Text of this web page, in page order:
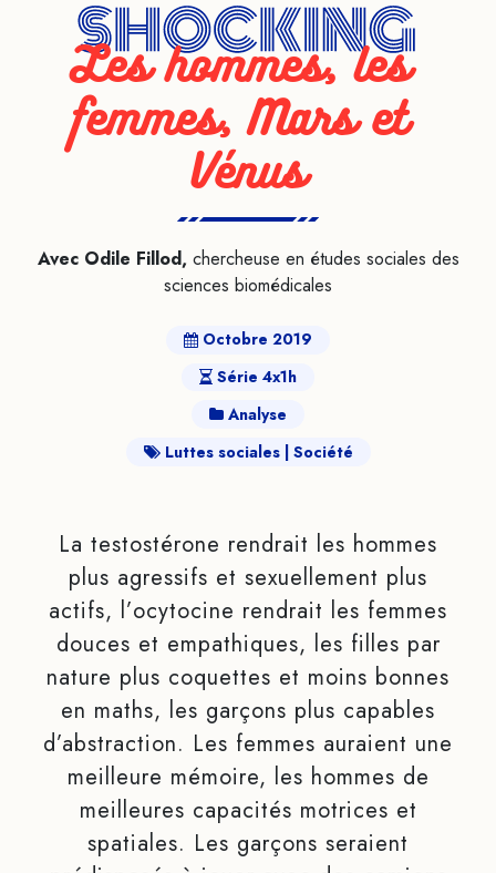
Les hommes, les
femmes, Mars et
Vénus
Avec Odile Fillod, chercheuse en études sociales des
sciences biomédicales
Octobre 2019
Série 4x1h
Analyse
Luttes sociales
Société
La testostérone rendrait les hommes
plus agressifs et sexuellement plus
actifs, l’ocytocine rendrait les femmes
douces et empathiques, les filles par
nature plus coquettes et moins bonnes
en maths, les garçons plus capables
d’abstraction. Les femmes auraient une
meilleure mémoire, les hommes de
meilleures capacités motrices et
spatiales. Les garçons seraient